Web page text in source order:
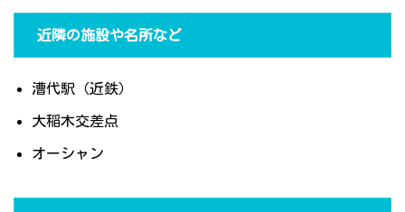
近隣の施設や名所など
漕代駅（近鉄）
大稲木交差点
オーシャン